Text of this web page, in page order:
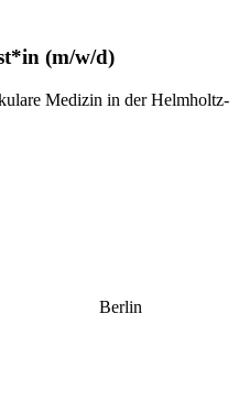
(m/w/d)
Medizin in der Helmholtz-
Berlin